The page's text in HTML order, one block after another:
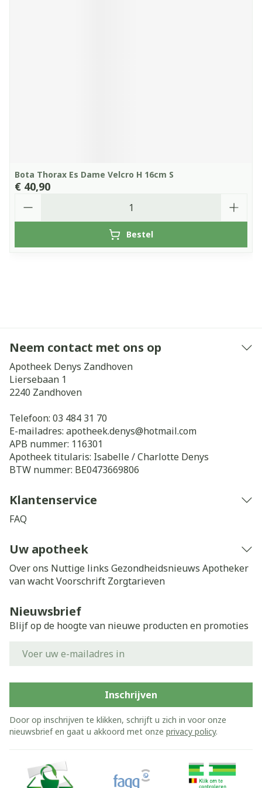
Bota Thorax Es Dame Velcro H 16cm S
€ 40,90
Bestel
Neem contact met ons op
Apotheek Denys Zandhoven
Liersebaan 1
2240 Zandhoven
Telefoon: 03 484 31 70
E-mailadres: apotheek.denys@hotmail.com
APB nummer: 116301
Apotheek titularis: Isabelle / Charlotte Denys
BTW nummer: BE0473669806
Klantenservice
FAQ
Uw apotheek
Over ons Nuttige links Gezondheidsnieuws Apotheker
van wachtVoorschrift Zorgtarieven
Nieuwsbrief
Blijf op de hoogte van nieuwe producten en promoties
Inschrijven
Door op inschrijven te klikken, schrijft u zich in voor onze
nieuwsbrief en gaat u akkoord met onze privacy policy.